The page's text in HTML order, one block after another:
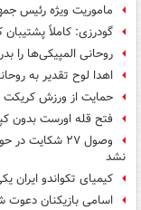
ماموریت ویژه رئیس
گودرزی: کاملاً
روحانی المپیکی‌ها را
اهدا لوح تقدیر به
حمایت از ورزش کریکت
فتح قله اورست بدون
وصول ۲۷
نشد
کیمیای تکواندو
اسامی بازیکنان دعوت